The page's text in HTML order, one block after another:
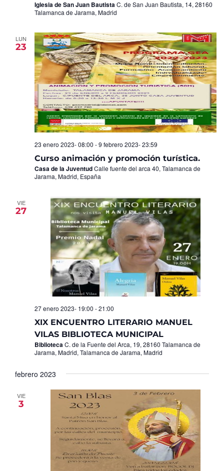
Iglesia de San Juan BautistaC. de San Juan Bautista, 14, 28160
Talamanca de Jarama, Madrid
LUN
23
Curso animación y promoción turística.
23 enero 2023- 08:00 -9 febrero 2023- 23:59
Casa de la JuventudCalle fuente del arca 40, Talamanca de
Jarama, Madrid, España
VIE
27
XIX ENCUENTRO LITERARIO MANUEL
VILAS BIBLIOTECA MUNICIPAL
27 enero 2023- 19:00 -21:00
BibliotecaC. de la Fuente del Arca, 19, 28160 Talamanca de
Jarama, Madrid, Talamanca de Jarama, Madrid
febrero 2023
VIE
3